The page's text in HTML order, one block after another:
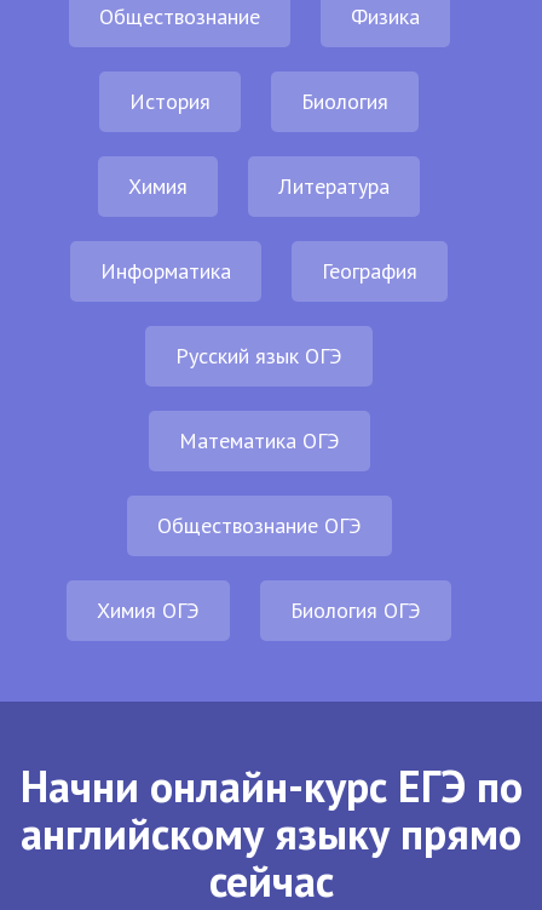
Обществознание Физика
История Биология
Химия Литература
Информатика География
Русский язык ОГЭ
Математика ОГЭ
Обществознание ОГЭ
Химия ОГЭ Биология ОГЭ
Начни онлайн-курс ЕГЭ по
английскому языку прямо
сейчас